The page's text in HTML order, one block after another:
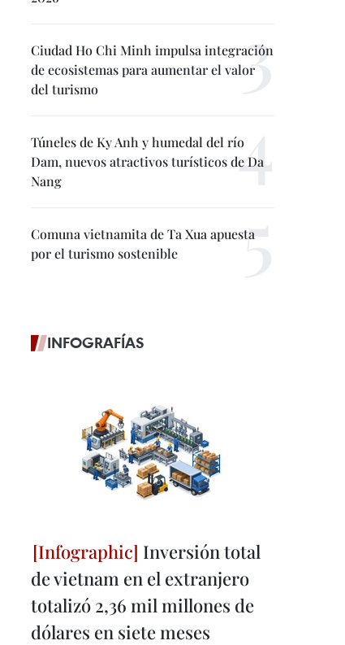
Ciudad Ho Chi Minh impulsa integración
de ecosistemas para aumentar el valor
del turismo
Túneles de Ky Anh y humedal del río
Dam, nuevos atractivos turísticos de Da
Nang
Comuna vietnamita de Ta Xua apuesta
por el turismo sostenible
INFOGRAFÍAS
Inversión total
de vietnam en el extranjero
totalizó 2,36 mil millones de
dólares en siete meses